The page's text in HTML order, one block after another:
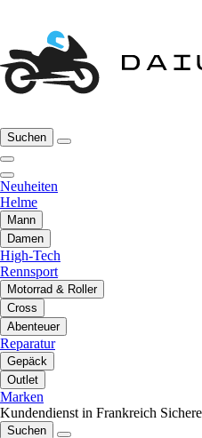
Suchen
Neuheiten
Helme
Mann
Damen
High-Tech
Rennsport
Motorrad & Roller
Cross
Abenteuer
Reparatur
Gepäck
Outlet
Marken
Kundendienst in Frankreich
Suchen